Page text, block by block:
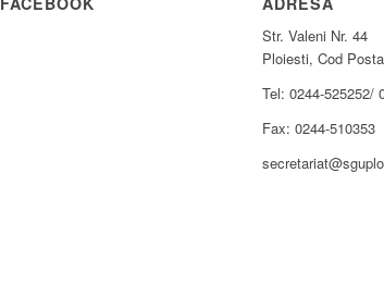
Str. Valeni Nr. 44
Ploiesti, Cod
Tel: 0244-525252/
Fax: 0244-510353